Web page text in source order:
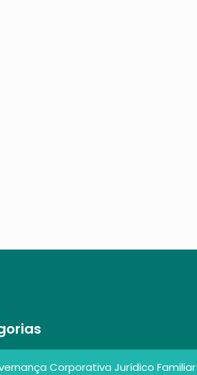
Corporativa Jurídico Familiar